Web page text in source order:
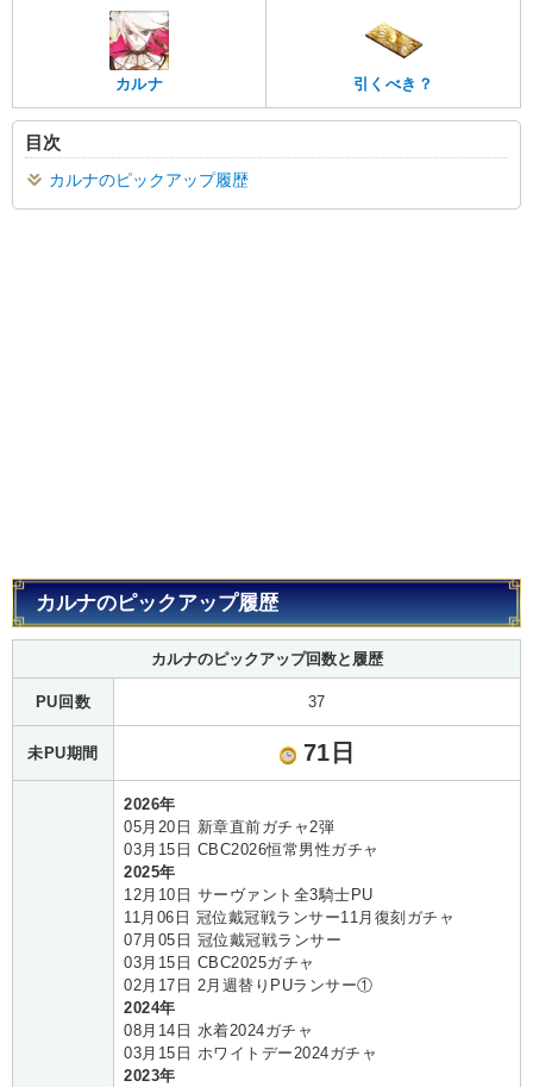
カルナ 引くべき？
目次
カルナのピックアップ履歴
カルナのピックアップ履歴
カルナのピックアップ回数と履歴
PU回数 37
未PU期間 71日
2026年
05月20日 新章直前ガチャ2弾
03月15日 CBC2026恒常男性ガチャ
2025年
12月10日 サーヴァント全3騎士PU
11月06日 冠位戴冠戦ランサー11月復刻ガチャ
07月05日 冠位戴冠戦ランサー
03月15日 CBC2025ガチャ
02月17日 2月週替りPUランサー①
2024年
08月14日 水着2024ガチャ
03月15日 ホワイトデー2024ガチャ
2023年